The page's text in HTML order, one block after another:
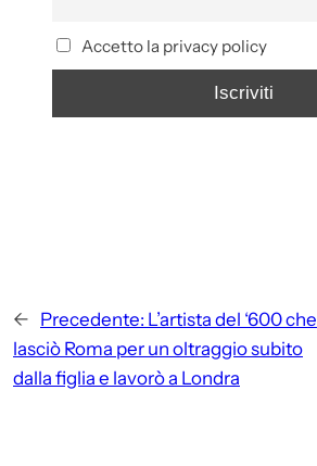
Accetto la privacy policy
← Precedente: L’artista del ‘600 che
lasciò Roma per un oltraggio subito
dalla figlia e lavorò a Londra